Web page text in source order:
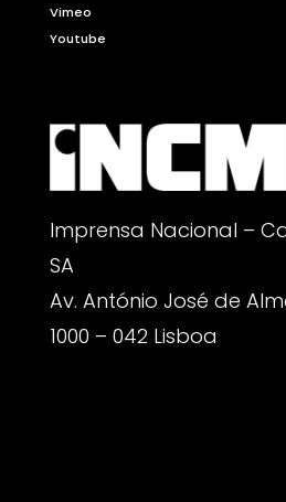
Vimeo
Youtube
Imprensa Nacional –
SA
Av. António José de
1000 – 042 Lisboa